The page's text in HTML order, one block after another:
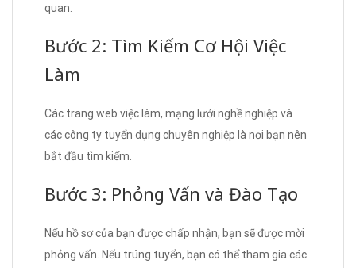
quan.
Bước 2: Tìm Kiếm Cơ Hội Việc
Làm
Các trang web việc làm, mạng lưới nghề nghiệp và
các công ty tuyển dụng chuyên nghiệp là nơi bạn nên
bắt đầu tìm kiếm.
Bước 3: Phỏng Vấn và Đào Tạo
Nếu hồ sơ của bạn được chấp nhận, bạn sẽ được mời
phỏng vấn. Nếu trúng tuyển, bạn có thể tham gia các